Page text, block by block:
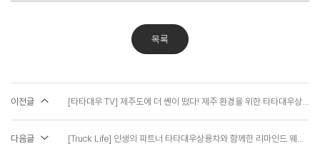
목록
이전글 [타타대우 TV] 제주도에 더 쎈이 떴다! 제주 환경을 위한 타타대우상용차의 CSR 활동
다음글 [Truck Life] 인생의 파트너 타타대우상용차와 함께한 리마인드 웨딩 촬영!